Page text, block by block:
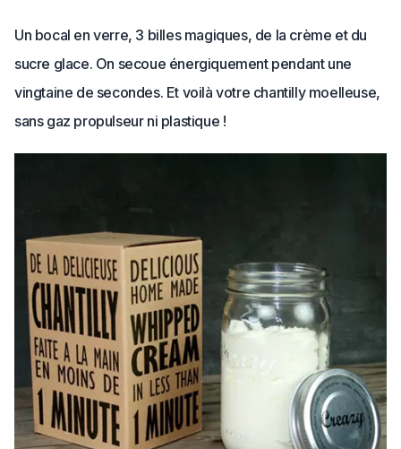
Un bocal en verre, 3 billes magiques, de la crème et du
sucre glace. On secoue énergiquement pendant une
vingtaine de secondes. Et voilà votre chantilly moelleuse,
sans gaz propulseur ni plastique !